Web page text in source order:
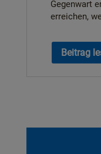
Gegenwart
erreichen,
Beitrag